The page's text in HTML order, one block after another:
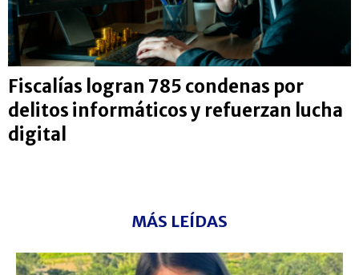
Fiscalías logran 785 condenas por
delitos informáticos y refuerzan lucha
digital
MÁS LEÍDAS